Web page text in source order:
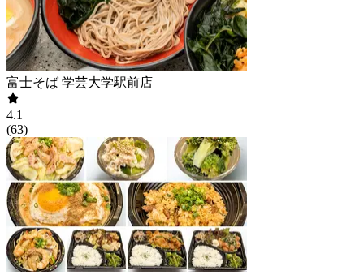
富士そば 学芸大学駅前店
4.1
(63)